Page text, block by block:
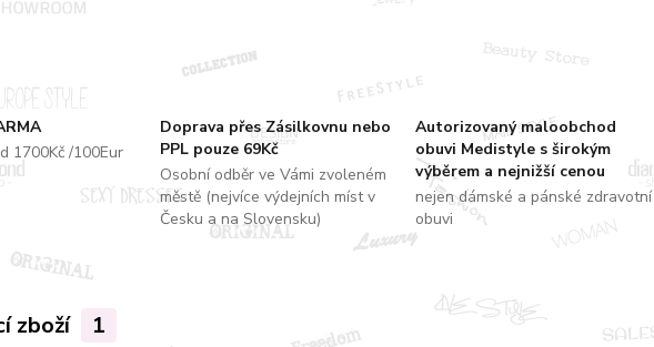
1700Kč /100Eur
Doprava přes Zásilkovnu nebo
PPL pouze 69Kč
Osobní odběr ve Vámi zvoleném
městě (nejvíce výdejních míst v
Česku a na Slovensku)
Autorizovaný maloobchod
obuvi Medistyle s širokým
výběrem a nejnižší cenou
nejen dámské a pánské zdravotní
obuvi
zboží 1